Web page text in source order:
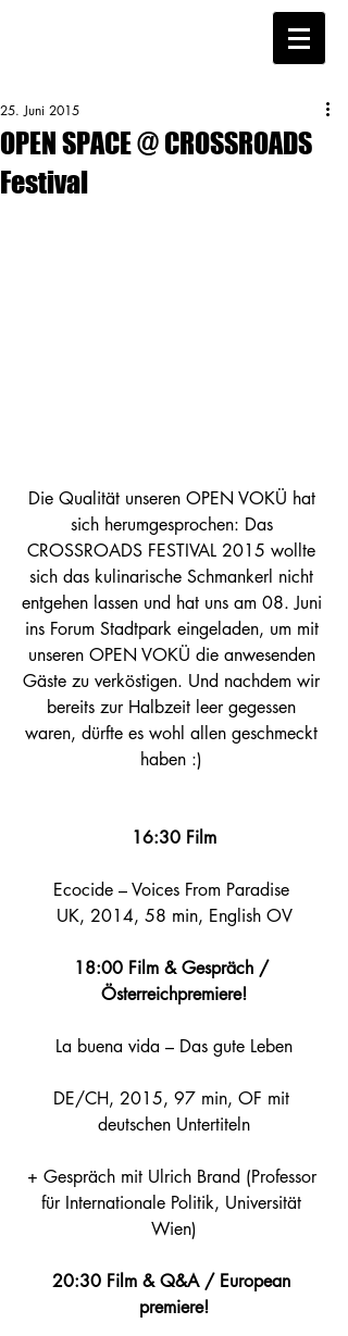
OPEN SPACE @ CROSSROADS
Festival
25. Juni 2015
Die Qualität unseren OPEN VOKÜ hat
sich herumgesprochen: Das
CROSSROADS FESTIVAL 2015 wollte
sich das kulinarische Schmankerl nicht
entgehen lassen und hat uns am 08. Juni
ins Forum Stadtpark eingeladen, um mit
unseren OPEN VOKÜ die anwesenden
Gäste zu verköstigen. Und nachdem wir
bereits zur Halbzeit leer gegessen
waren, dürfte es wohl allen geschmeckt
haben :)
16:30 Film
Ecocide – Voices From Paradise
UK, 2014, 58 min, English OV
18:00 Film & Gespräch /
Österreichpremiere!
La buena vida – Das gute Leben
DE/CH, 2015, 97 min, OF mit
deutschen Untertiteln
+ Gespräch mit Ulrich Brand (Professor
für Internationale Politik, Universität
Wien)
20:30 Film & Q&A / European
premiere!